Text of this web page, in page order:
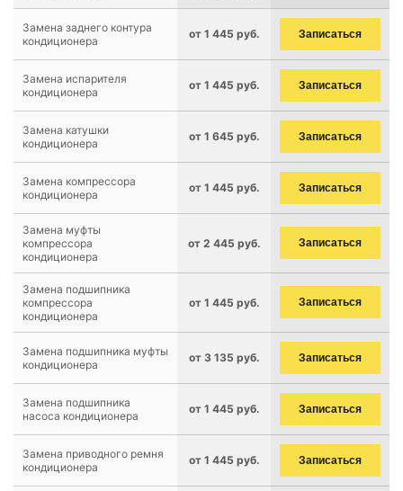
Замена заднего контура
кондиционера
от 1 445 руб. Записаться
Замена испарителя
кондиционера
от 1 445 руб. Записаться
Замена катушки
кондиционера
от 1 645 руб. Записаться
Замена компрессора
кондиционера
от 1 445 руб. Записаться
Замена муфты
компрессора
кондиционера
от 2 445 руб. Записаться
Замена подшипника
компрессора
кондиционера
от 1 445 руб. Записаться
Замена подшипника муфты
кондиционера
от 3 135 руб. Записаться
Замена подшипника
насоса кондиционера
от 1 445 руб. Записаться
Замена приводного ремня
кондиционера
от 1 445 руб. Записаться